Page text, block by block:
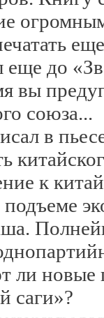
до
вы
союза...
в
к
ли новые
саги»?